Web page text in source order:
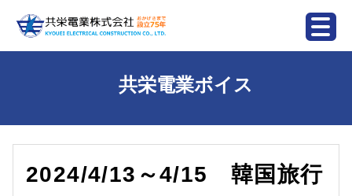
共栄電業ボイス
2024/4/13～4/15 韓国旅行